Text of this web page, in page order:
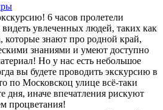
6 часов пролетели
увлеченных людей, таких как
которые знают про родной край,
знаниями и умеют доступно
Но у нас есть небольшое
вы будете проводить экскурсию в
по Московскоц улице всё-таки
дня, иначе впечатления рискуют
процветания!